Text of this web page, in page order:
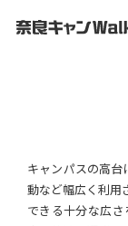
キャンパスの高台
動など幅広く利用
できる十分な広さ